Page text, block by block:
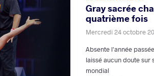
Gray sacrée
quatrième fois
Mercredi 24 octobre
Absente l'année
laissé aucun doute
mondial